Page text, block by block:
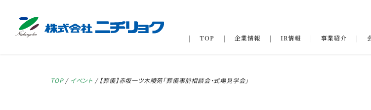
TOP 企業情報 IR情報 事業紹介
TOP/ イベント / 【葬儀】赤坂一ツ木陵苑「葬儀事前相談会・式場見学会」